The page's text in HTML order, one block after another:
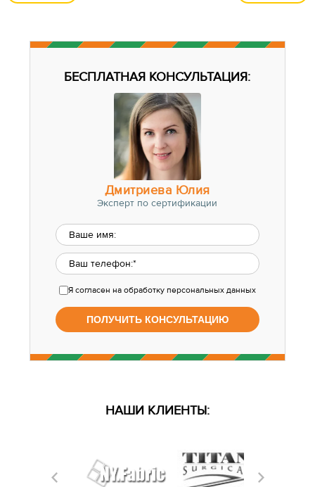
БЕСПЛАТНАЯ КОНСУЛЬТАЦИЯ:
Дмитриева Юлия
Эксперт по сертификации
Я согласен на обработку персональных данных
НАШИ КЛИЕНТЫ: